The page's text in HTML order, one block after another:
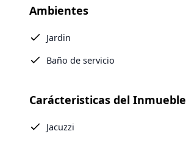
Ambientes
Jardin
Baño de servicio
Carácteristicas del Inmueble
Jacuzzi